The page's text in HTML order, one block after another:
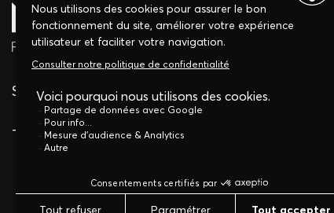
Suivez-nous sur
Tél : 03 88 32 22 88